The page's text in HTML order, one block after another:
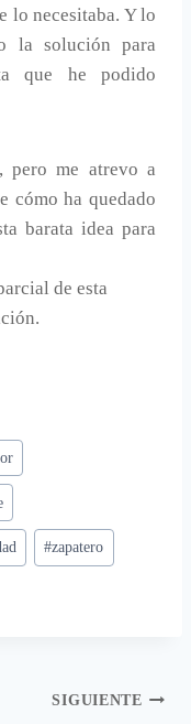
lo necesitaba. Y lo
la solución para
que he podido
pero me atrevo a
cómo ha quedado
barata idea para
de esta
#zapatero
SIGUIENTE